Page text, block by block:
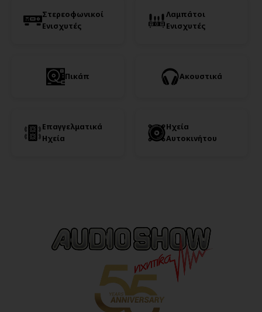
Στερεοφωνικοί
Ενισχυτές
Λαμπάτοι
Ενισχυτές
Πικάπ Ακουστικά
Επαγγελματικά
Ηχεία
Ηχεία
Αυτοκινήτου